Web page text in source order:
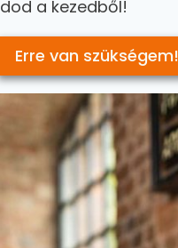
a kezedből!
Erre van szükségem!